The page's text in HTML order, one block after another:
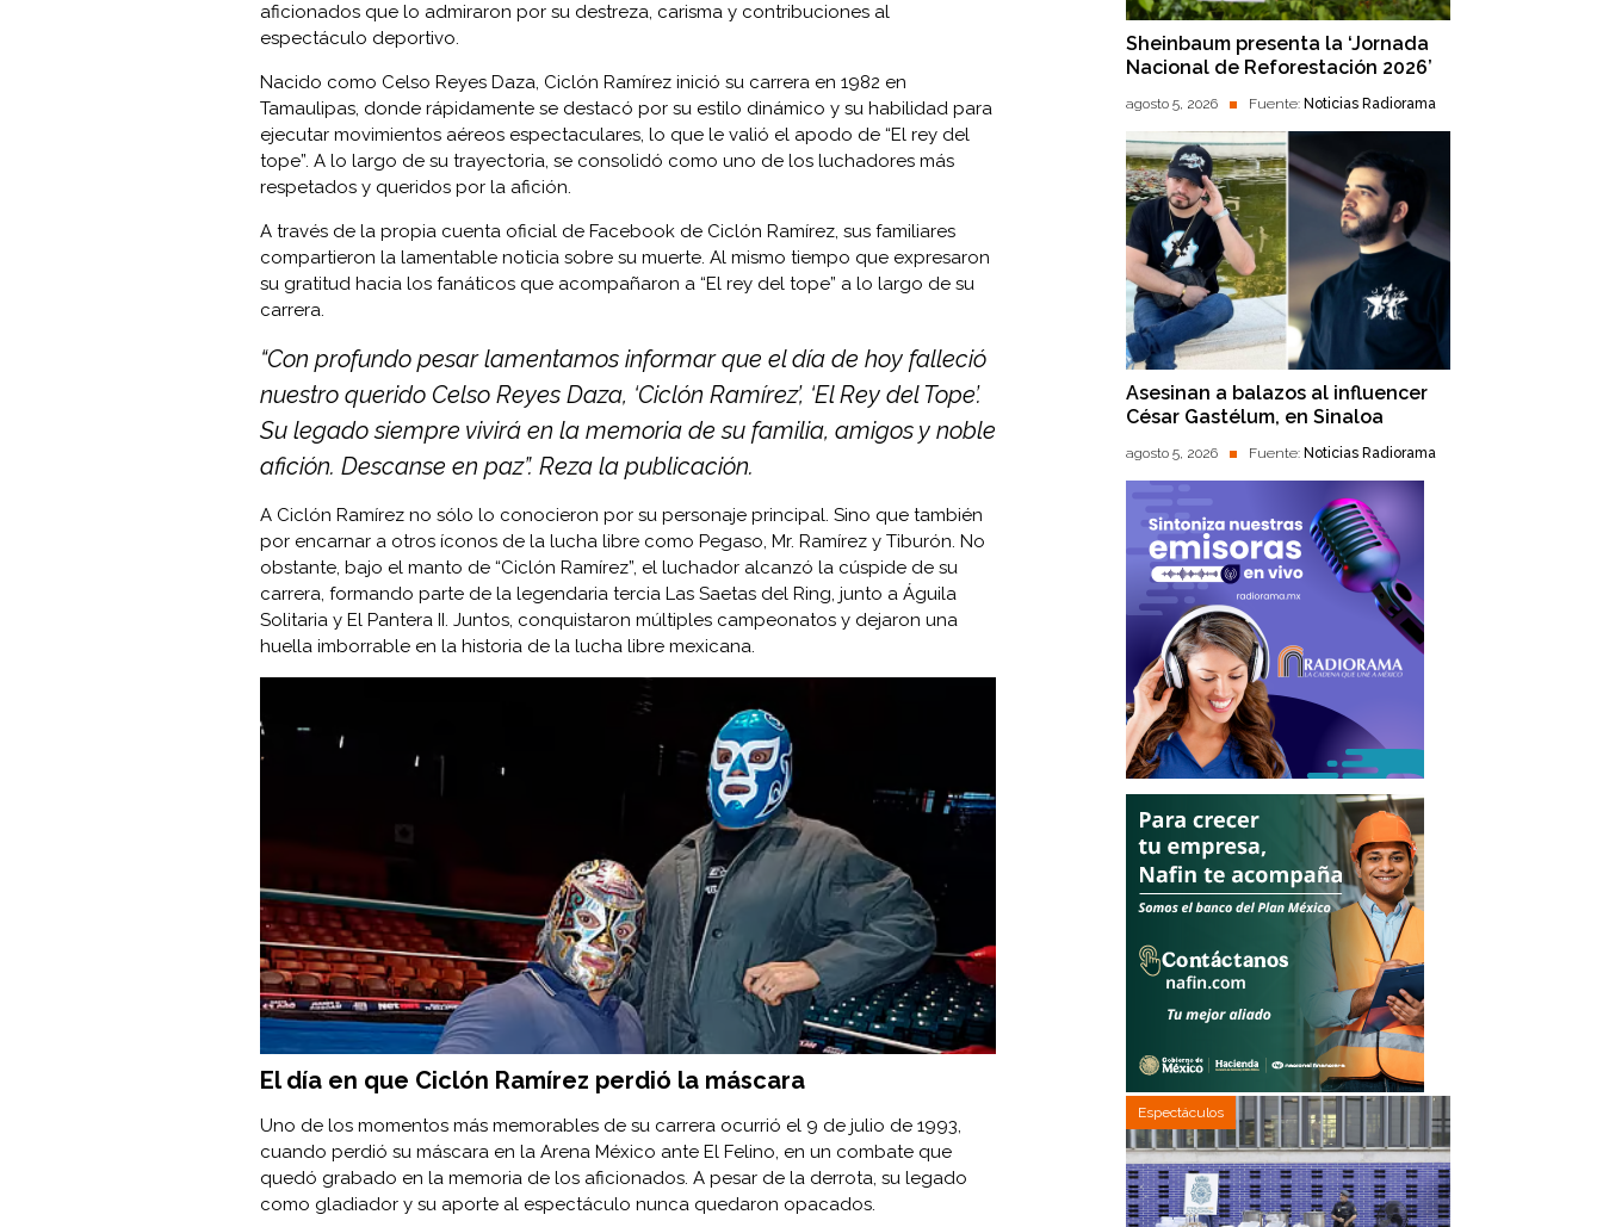
aficionados que lo admiraron por su destreza, carisma y contribuciones al
espectáculo deportivo.
Nacido como Celso Reyes Daza, Ciclón Ramírez inició su carrera en 1982 en
Tamaulipas, donde rápidamente se destacó por su estilo dinámico y su habilidad para
ejecutar movimientos aéreos espectaculares, lo que le valió el apodo de “El rey del
tope”. A lo largo de su trayectoria, se consolidó como uno de los luchadores más
respetados y queridos por la afición.
A través de la propia cuenta oficial de Facebook de Ciclón Ramírez, sus familiares
compartieron la lamentable noticia sobre su muerte. Al mismo tiempo que expresaron
su gratitud hacia los fanáticos que acompañaron a “El rey del tope” a lo largo de su
carrera.
“Con profundo pesar lamentamos informar que el día de hoy falleció
nuestro querido Celso Reyes Daza, ‘Ciclón Ramírez’, ‘El Rey del Tope’.
Su legado siempre vivirá en la memoria de su familia, amigos y noble
afición. Descanse en paz”. Reza la publicación.
A Ciclón Ramírez no sólo lo conocieron por su personaje principal. Sino que también
por encarnar a otros íconos de la lucha libre como Pegaso, Mr. Ramírez y Tiburón. No
obstante, bajo el manto de “Ciclón Ramírez”, el luchador alcanzó la cúspide de su
carrera, formando parte de la legendaria tercia Las Saetas del Ring, junto a Águila
Solitaria y El Pantera II. Juntos, conquistaron múltiples campeonatos y dejaron una
huella imborrable en la historia de la lucha libre mexicana.
El día en que Ciclón Ramírez perdió la máscara
Uno de los momentos más memorables de su carrera ocurrió el 9 de julio de 1993,
cuando perdió su máscara en la Arena México ante El Felino, en un combate que
quedó grabado en la memoria de los aficionados. A pesar de la derrota, su legado
como gladiador y su aporte al espectáculo nunca quedaron opacados.
Sheinbaum presenta la ‘Jornada
Nacional de Reforestación 2026’
agosto 5, 2026 Fuente: Noticias Radiorama
Asesinan a balazos al influencer
César Gastélum, en Sinaloa
agosto 5, 2026 Fuente: Noticias Radiorama
Espectáculos